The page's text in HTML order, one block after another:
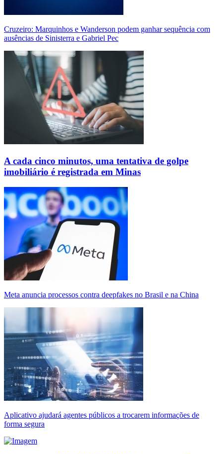
Cruzeiro: Marquinhos e Wanderson podem ganhar sequência com
ausências de Sinisterra e Gabriel Pec
A cada cinco minutos, uma tentativa de golpe
imobiliário é registrada em Minas
Meta anuncia processos contra deepfakes no Brasil e na China
Aplicativo ajudará agentes públicos a trocarem informações de
forma segura